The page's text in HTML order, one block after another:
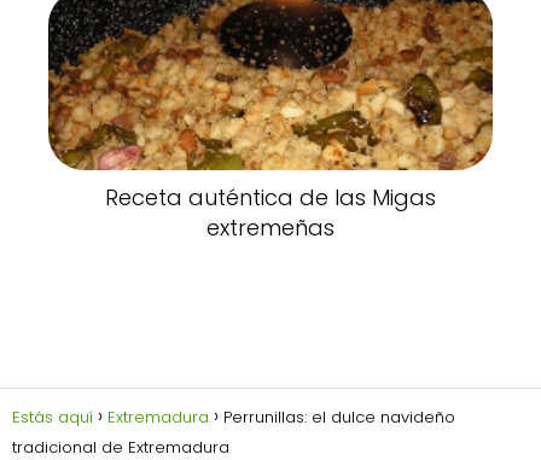
Receta auténtica de las Migas
extremeñas
Estás aquí Extremadura
Perrunillas: el dulce navideño
tradicional de Extremadura